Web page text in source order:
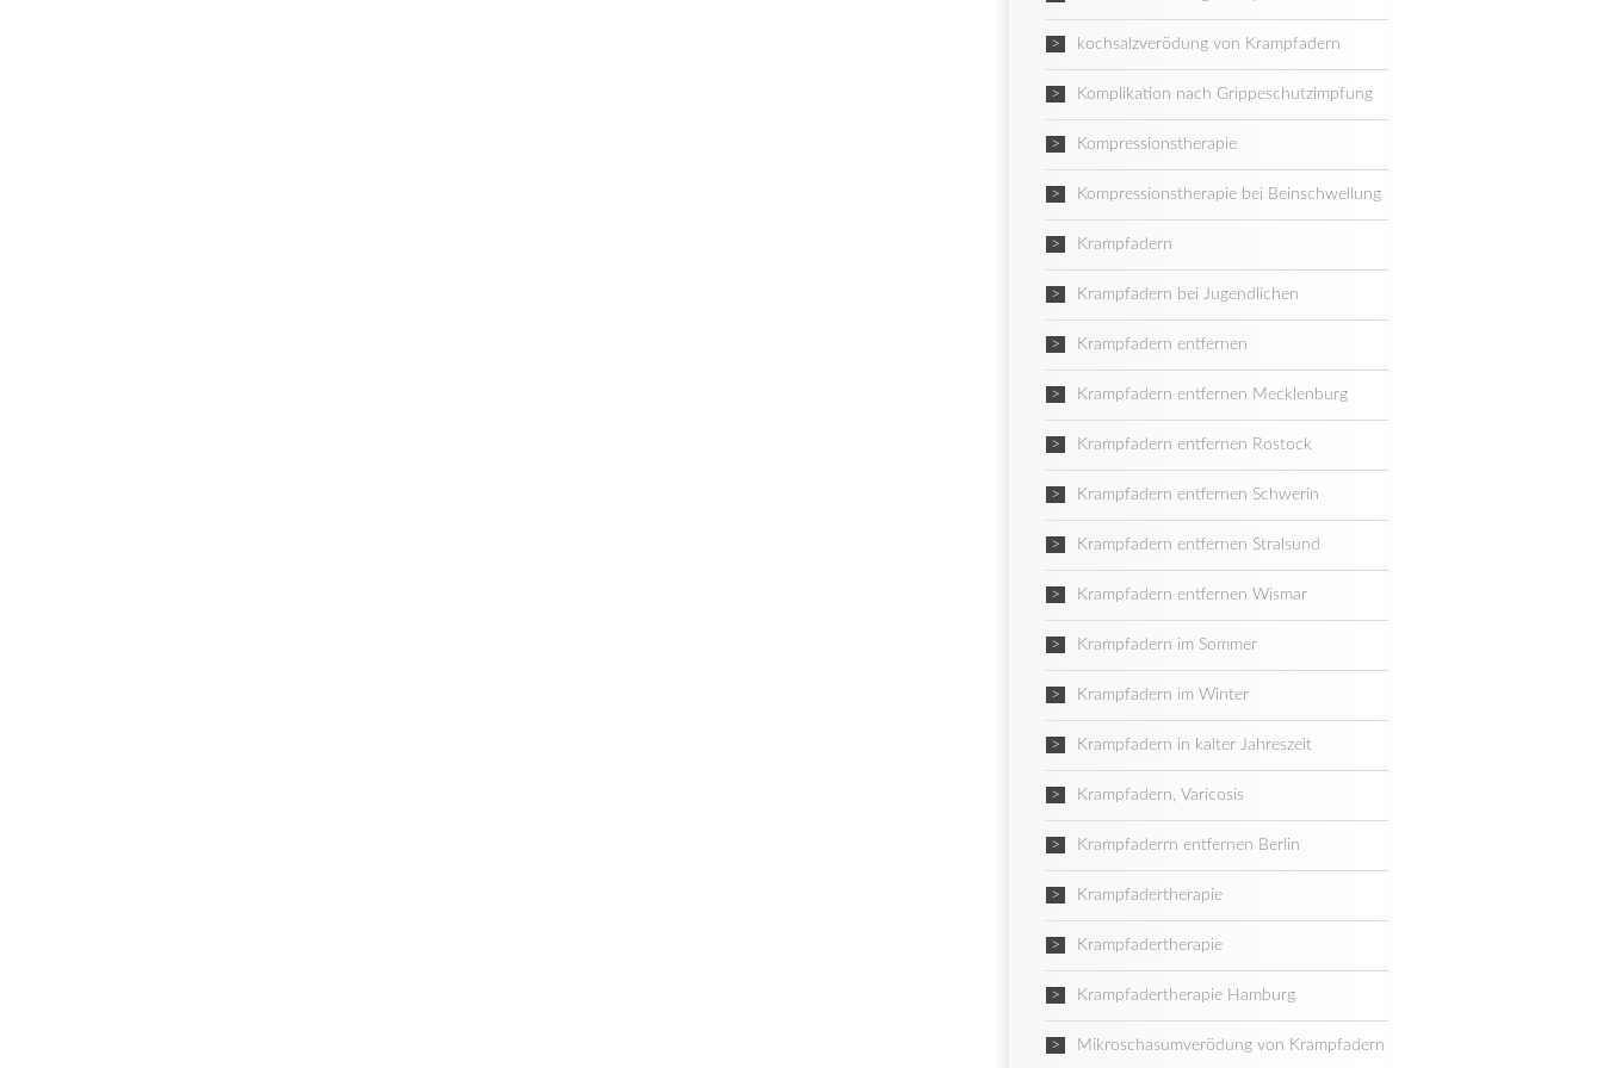
kochsalzverödung von Krampfadern
Komplikation nach Grippeschutzimpfung
Kompressionstherapie
Kompressionstherapie bei Beinschwellung
Krampfadern
Krampfadern bei Jugendlichen
Krampfadern entfernen
Krampfadern entfernen Mecklenburg
Krampfadern entfernen Rostock
Krampfadern entfernen Schwerin
Krampfadern entfernen Stralsund
Krampfadern entfernen Wismar
Krampfadern im Sommer
Krampfadern im Winter
Krampfadern in kalter Jahreszeit
Krampfadern, Varicosis
Krampfaderrn entfernen Berlin
Krampfadertherapie
Krampfadertherapie
Krampfadertherapie Hamburg
Mikroschasumverödung von Krampfadern